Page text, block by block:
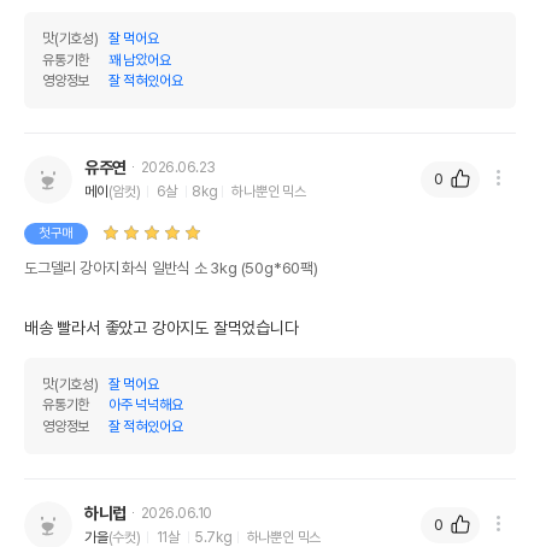
맛(기호성)
잘 먹어요
유통기한
꽤 남았어요
영양정보
잘 적혀있어요
유주연
2026.06.23
메이(암컷) 6살 8kg 하나뿐인 믹스
첫구매
도그델리 강아지 화식 일반식 소 3kg (50g*60팩)
배송 빨라서 좋았고 강아지도 잘먹었습니다
맛(기호성)
잘 먹어요
유통기한
아주 넉넉해요
영양정보
잘 적혀있어요
0
하니럽
2026.06.10
가을(수컷) 11살 5.7kg 하나뿐인 믹스
0